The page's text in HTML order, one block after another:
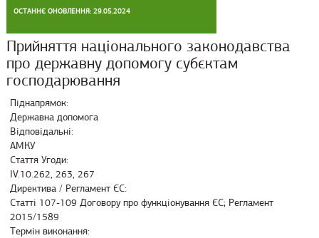
ОСТАННЄ ОНОВЛЕННЯ: 29.05.2024
Прийняття національного законодавства
про державну допомогу субєктам
господарювання
Піднапрямок:
Державна допомога
Відповідальні:
АМКУ
Стаття Угоди:
IV.10.262, 263, 267
Директива / Регламент ЄС:
Статті 107-109 Договору про функціонування ЄС; Регламент
2015/1589
Термін виконання: